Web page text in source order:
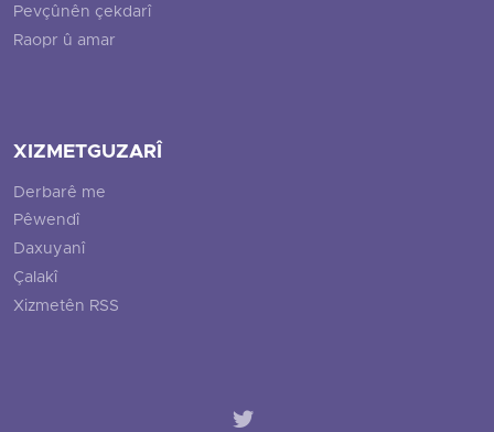
Pevçûnên çekdarî
Raopr û amar
XIZMETGUZARÎ
Derbarê me
Pêwendî
Daxuyanî
Çalakî
Xizmetên RSS